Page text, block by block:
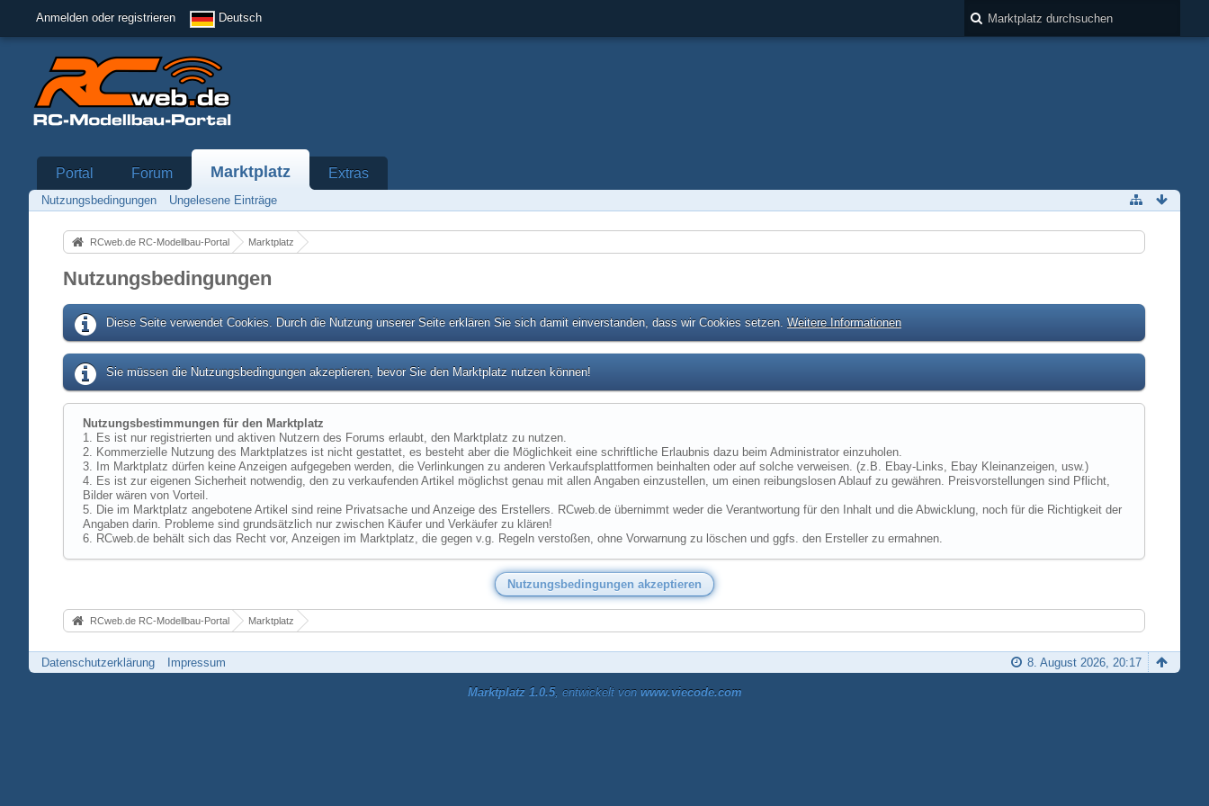
Anmelden oder registrieren Deutsch
Portal Forum Marktplatz Extras
Nutzungsbedingungen Ungelesene Einträge
RCweb.de RC-Modellbau-Portal Marktplatz
Nutzungsbedingungen
Diese Seite verwendet Cookies. Durch die Nutzung unserer Seite erklären Sie sich damit einverstanden, dass wir Cookies setzen. Weitere Informationen
Sie müssen die Nutzungsbedingungen akzeptieren, bevor Sie den Marktplatz nutzen können!
Nutzungsbestimmungen für den Marktplatz
1. Es ist nur registrierten und aktiven Nutzern des Forums erlaubt, den Marktplatz zu nutzen.
2. Kommerzielle Nutzung des Marktplatzes ist nicht gestattet, es besteht aber die Möglichkeit eine schriftliche Erlaubnis dazu beim Administrator einzuholen.
3. Im Marktplatz dürfen keine Anzeigen aufgegeben werden, die Verlinkungen zu anderen Verkaufsplattformen beinhalten oder auf solche verweisen. (z.B. Ebay-Links, Ebay Kleinanzeigen, usw.)
4. Es ist zur eigenen Sicherheit notwendig, den zu verkaufenden Artikel möglichst genau mit allen Angaben einzustellen, um einen reibungslosen Ablauf zu gewähren. Preisvorstellungen sind Pflicht,
Bilder wären von Vorteil.
5. Die im Marktplatz angebotene Artikel sind reine Privatsache und Anzeige des Erstellers. RCweb.de übernimmt weder die Verantwortung für den Inhalt und die Abwicklung, noch für die Richtigkeit der
Angaben darin. Probleme sind grundsätzlich nur zwischen Käufer und Verkäufer zu klären!
6. RCweb.de behält sich das Recht vor, Anzeigen im Marktplatz, die gegen v.g. Regeln verstoßen, ohne Vorwarnung zu löschen und ggfs. den Ersteller zu ermahnen.
RCweb.de RC-Modellbau-Portal Marktplatz
Datenschutzerklärung Impressum 8. August 2026, 20:17
Marktplatz 1.0.5, entwickelt von www.viecode.com